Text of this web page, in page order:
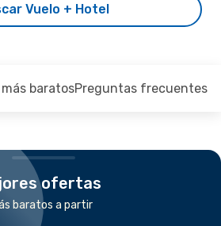
Vuelo + Hotel
más baratosPreguntas frecuentes
ofertas
baratos a partir